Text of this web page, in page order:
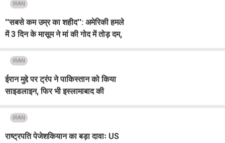
IRAN
''सबसे कम उम्र का शहीद'': अमेरिकी हमले
में 3 दिन के मासूम ने मां की गोद में तोड़ दम,
पोस्ट
IRAN
ईरान मुद्दे पर ट्रंप ने पाकिस्तान को किया
साइडलाइन, फिर भी इस्लामाबाद की
IRAN
राष्ट्रपति पेजेशकियान का बड़ा दावाः US